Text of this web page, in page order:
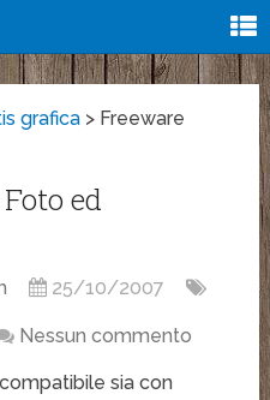
grafica > Freeware
ed
25/10/2007
Nessun commento
sia con